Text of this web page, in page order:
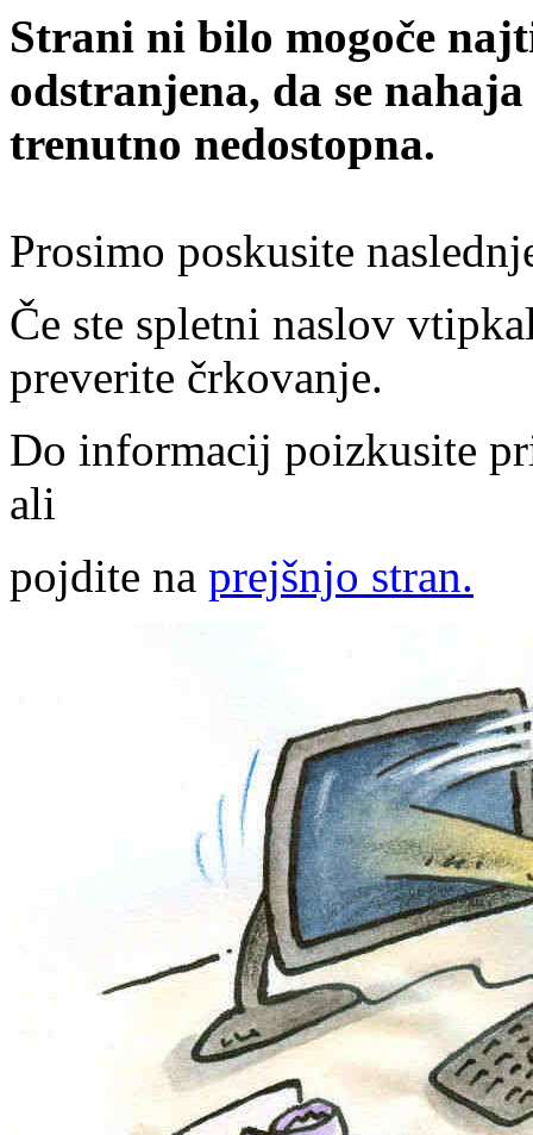
Strani ni bilo mogoče
odstranjena, da se
trenutno nedostopna.
Prosimo poskusite
Če ste spletni naslov
preverite črkovanje.
Do informacij poizkusite
ali
pojdite na prejšnjo stran.